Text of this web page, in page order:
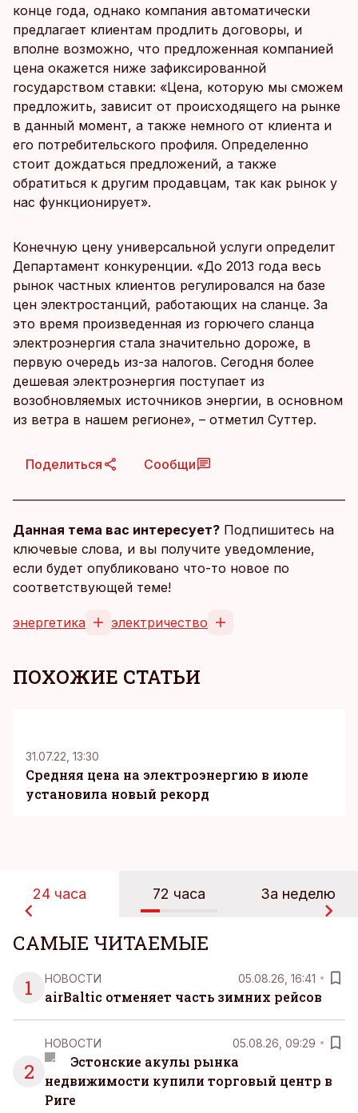
конце года, однако компания автоматически
предлагает клиентам продлить договоры, и
вполне возможно, что предложенная компанией
цена окажется ниже зафиксированной
государством ставки: «Цена, которую мы сможем
предложить, зависит от происходящего на рынке
в данный момент, а также немного от клиента и
его потребительского профиля. Определенно
стоит дождаться предложений, а также
обратиться к другим продавцам, так как рынок у
нас функционирует».
Конечную цену универсальной услуги определит
Департамент конкуренции. «До 2013 года весь
рынок частных клиентов регулировался на базе
цен электростанций, работающих на сланце. За
это время произведенная из горючего сланца
электроэнергия стала значительно дороже, в
первую очередь из-за налогов. Сегодня более
дешевая электроэнергия поступает из
возобновляемых источников энергии, в основном
из ветра в нашем регионе», – отметил Суттер.
Поделиться Сообщи
Данная тема вас интересует? Подпишитесь на
ключевые слова, и вы получите уведомление,
если будет опубликовано что-то новое по
соответствующей теме!
энергетика электричество
ПОХОЖИЕ СТАТЬИ
31.07.22, 13:30
Средняя цена на электроэнергию в июле
установила новый рекорд
24 часа 72 часа За неделю
САМЫЕ ЧИТАЕМЫЕ
1
НОВОСТИ 05.08.26, 16:41
airBaltic отменяет часть зимних рейсов
2
НОВОСТИ 05.08.26, 09:29
Эстонские акулы рынка
недвижимости купили торговый центр в
Риге